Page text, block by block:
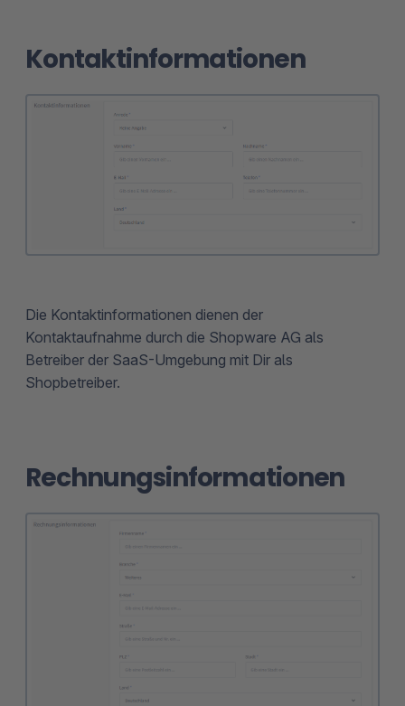
Kontaktinformationen
Die Kontaktinformationen dienen der
Kontaktaufnahme durch die Shopware AG als
Betreiber der SaaS-Umgebung mit Dir als
Shopbetreiber.
Rechnungsinformationen